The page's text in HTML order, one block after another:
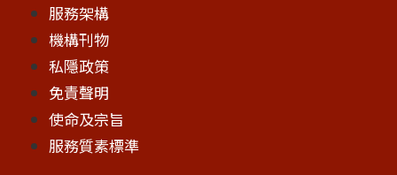
服務架構
機構刊物
私隱政策
免責聲明
使命及宗旨
服務質素標準